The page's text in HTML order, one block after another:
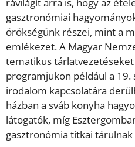
gasztronómiai
örökségünk részei, mint a
emlékezet. A Magyar
tematikus
programjukon például a 19.
irodalom kapcsolatára
házban a sváb konyha
látogatók, míg
gasztronómia titkai